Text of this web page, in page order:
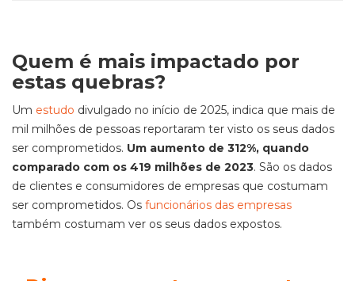
Quem é mais impactado por
estas quebras?
Um estudo divulgado no início de 2025, indica que mais de
mil milhões de pessoas reportaram ter visto os seus dados
ser comprometidos. Um aumento de 312%, quando
comparado com os 419 milhões de 2023. São os dados
de clientes e consumidores de empresas que costumam
ser comprometidos. Os funcionários das empresas
também costumam ver os seus dados expostos.